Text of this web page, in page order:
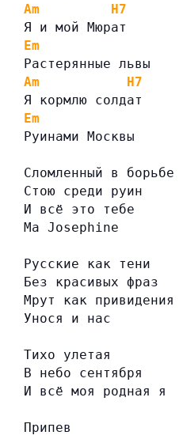
Am
H7
Я и мой Мюрат
Em
Растерянные львы
Am
H7
Я кормлю солдат
Em
Руинами Москвы
Сломленный в борьбе
Стою среди руин
И всё это тебе
Ma Josephine
Русские как тени
Без красивых фраз
Мрут как привидения
Унося и нас
Тихо улетая
В небо сентября
И всё моя родная я
Припев